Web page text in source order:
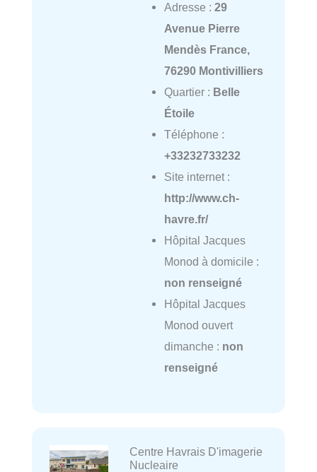
Adresse : 29
Avenue Pierre
Mendès France,
76290 Montivilliers
Quartier : Belle
Étoile
Téléphone :
+33232733232
Site internet :
http://www.ch-
havre.fr/
Hôpital Jacques
Monod à domicile :
non renseigné
Hôpital Jacques
Monod ouvert
dimanche : non
renseigné
Centre Havrais D'imagerie
Nucleaire